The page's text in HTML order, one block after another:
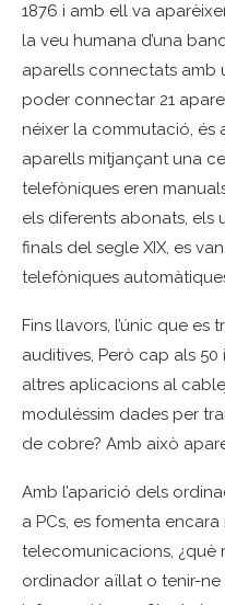
1876 i amb ell va
la veu humana d’una
aparells connectats amb
poder connectar 21
néixer la commutació, és
aparells mitjançant una
telefòniques eren
els diferents abonats, els
finals del segle XIX, es
telefòniques
Fins llavors, l’únic que es
auditives, Però cap als
altres aplicacions al
moduléssim dades per
de cobre? Amb això
Amb l’aparició dels
a PCs, es fomenta encara
telecomunicacions, ¿què
ordinador aïllat o tenir-